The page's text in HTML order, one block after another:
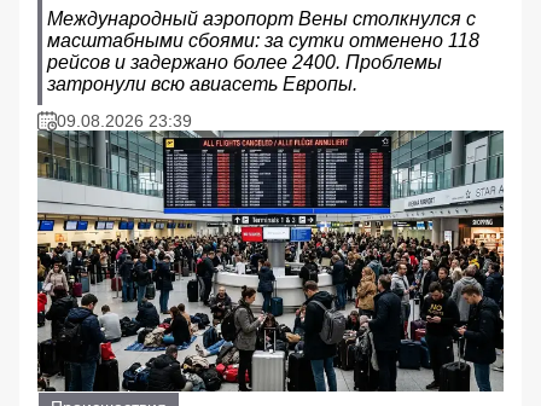
Международный аэропорт Вены столкнулся с
масштабными сбоями: за сутки отменено 118
рейсов и задержано более 2400. Проблемы
затронули всю авиасеть Европы.
09.08.2026 23:39